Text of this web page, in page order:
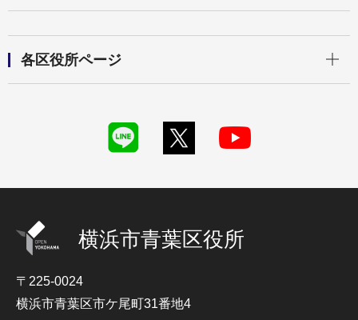
各区役所ページ
横浜市青葉区役所
〒225-0024
横浜市青葉区市ケ尾町31番地4